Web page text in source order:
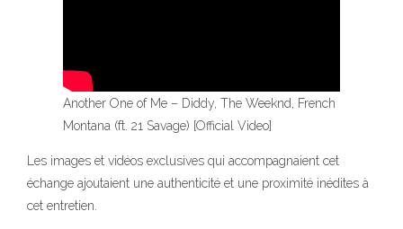
Another One of Me – Diddy, The Weeknd, French
Montana (ft. 21 Savage) [Official Video]
Les images et vidéos exclusives qui accompagnaient cet
échange ajoutaient une authenticité et une proximité inédites à
cet entretien.